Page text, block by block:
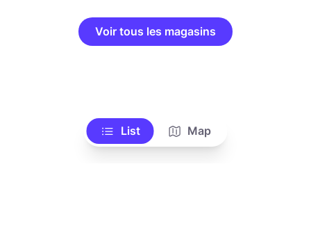
Voir tous les magasins
List Map